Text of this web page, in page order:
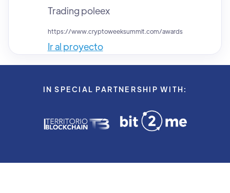
Trading poleex
https://www.cryptoweeksummit.com/awards
Ir al proyecto
IN SPECIAL PARTNERSHIP WITH: